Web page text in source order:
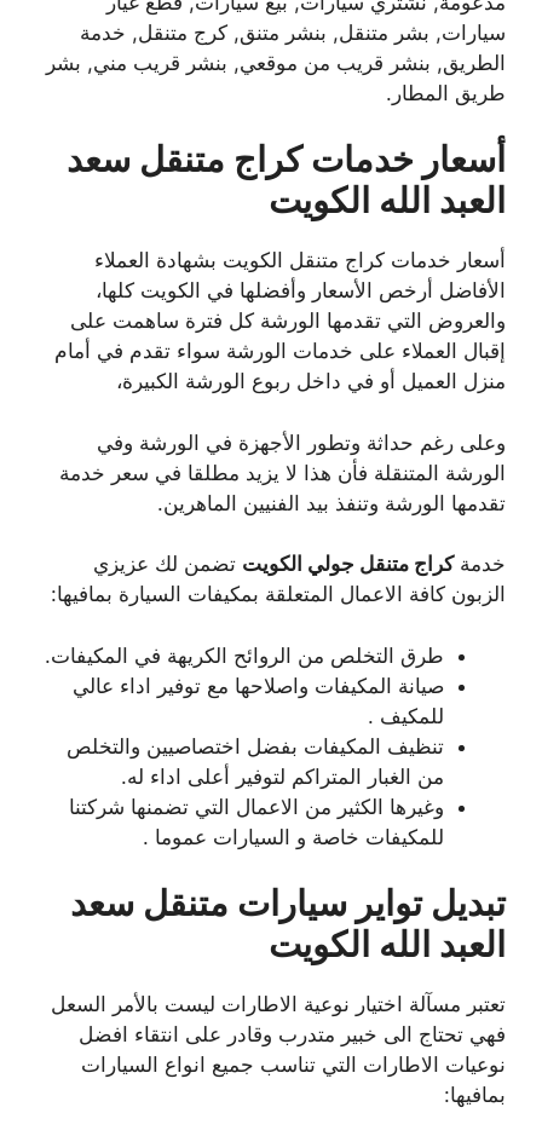
سيارات, بشر متنقل, بنشر متنق, كرج متنقل, خدمة
الطريق, بنشر قريب من موقعي, بنشر قريب مني, بشر
طريق المطار.
أسعار خدمات كراج متنقل سعد
العبد الله الكويت
أسعار خدمات كراج متنقل الكويت بشهادة العملاء
الأفاضل أرخص الأسعار وأفضلها في الكويت كلها،
والعروض التي تقدمها الورشة كل فترة ساهمت على
إقبال العملاء على خدمات الورشة سواء تقدم في أمام
منزل العميل أو في داخل ربوع الورشة الكبيرة،
وعلى رغم حداثة وتطور الأجهزة في الورشة وفي
الورشة المتنقلة فأن هذا لا يزيد مطلقا في سعر خدمة
تقدمها الورشة وتنفذ بيد الفنيين الماهرين.
خدمةكراج متنقل جولي الكويت تضمن لك عزيزي
الزبون كافة الاعمال المتعلقة بمكيفات السيارة بمافيها:
طرق التخلص من الروائح الكريهة في المكيفات.
صيانة المكيفات واصلاحها مع توفير اداء عالي
للمكيف .
تنظيف المكيفات بفضل اختصاصيين والتخلص
من الغبار المتراكم لتوفير أعلى اداء له.
وغيرها الكثير من الاعمال التي تضمنها شركتنا
للمكيفات خاصة و السيارات عموما .
تبديل تواير سيارات متنقل سعد
العبد الله الكويت
تعتبر مسآلة اختيار نوعية الاطارات ليست بالأمر السعل
فهي تحتاج الى خبير متدرب وقادر على انتقاء افضل
نوعيات الاطارات التي تناسب جميع انواع السيارات
بمافيها: